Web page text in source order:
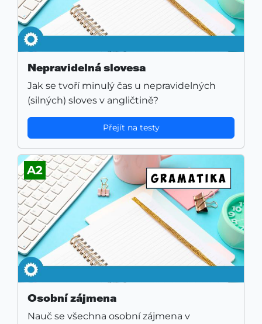
Nepravidelná slovesa
Jak se tvoří minulý čas u nepravidelných
(silných) sloves v angličtině?
Přejít na testy
A2
Osobní zájmena
Nauč se všechna osobní zájmena v